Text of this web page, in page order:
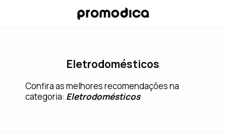
Eletrodomésticos
Confira as melhores recomendações na
categoria: Eletrodomésticos